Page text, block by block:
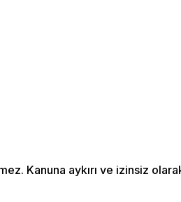
Kanuna aykırı ve izinsiz